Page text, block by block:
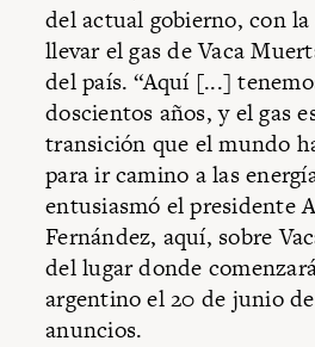
del actual gobierno, con
llevar el gas de Vaca
del país. “Aquí [...]
doscientos años, y el gas
transición que el mundo
para ir camino a las
entusiasmó el presidente
Fernández, aquí, sobre
del lugar donde
argentino el 20 de junio
anuncios.